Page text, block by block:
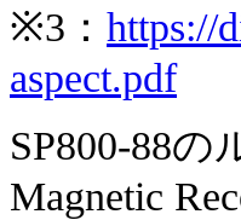
※3： https://
aspect.pdf
SP800-88
Magnetic